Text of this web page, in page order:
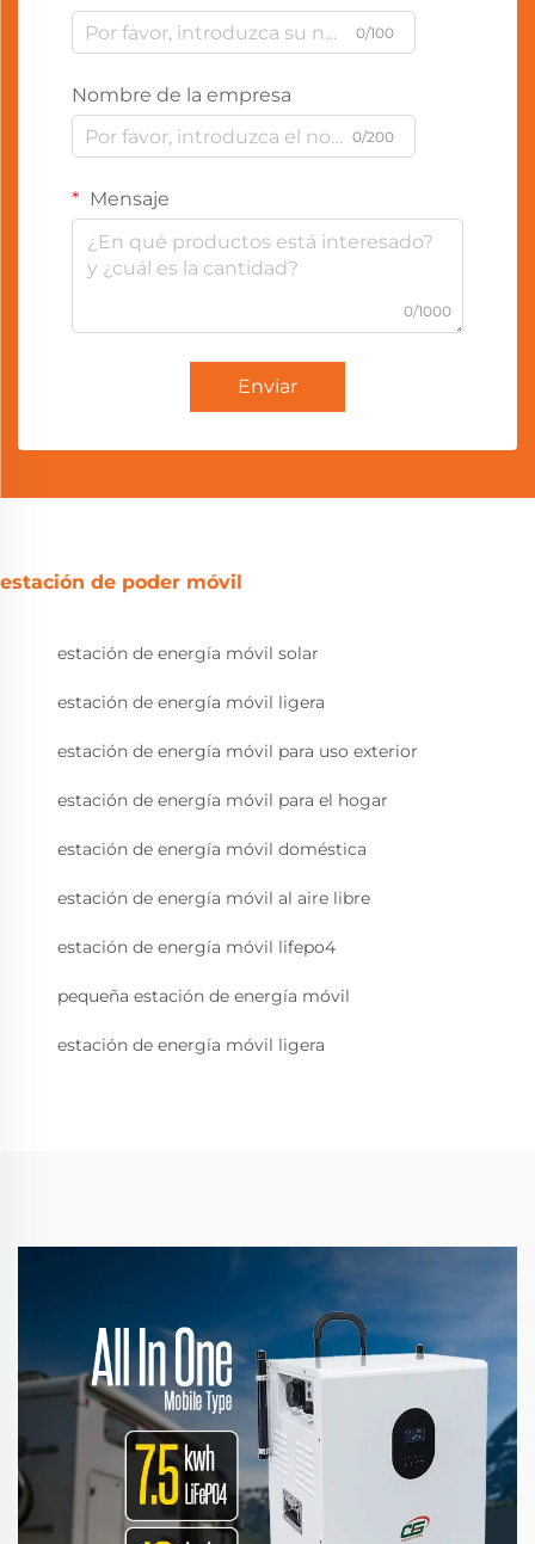
0/100
Nombre de la empresa
0/200
Mensaje
0/1000
Enviar
estación de poder móvil
estación de energía móvil solar
estación de energía móvil ligera
estación de energía móvil para uso exterior
estación de energía móvil para el hogar
estación de energía móvil doméstica
estación de energía móvil al aire libre
estación de energía móvil lifepo4
pequeña estación de energía móvil
estación de energía móvil ligera